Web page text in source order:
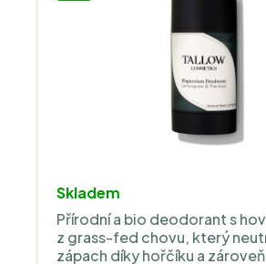
Skladem
Přírodní a bio deodorant s
z grass-fed chovu, který
zápach díky hořčíku a